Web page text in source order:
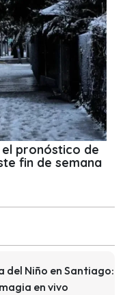
pronóstico de
fin de semana
del Niño en Santiago:
en vivo